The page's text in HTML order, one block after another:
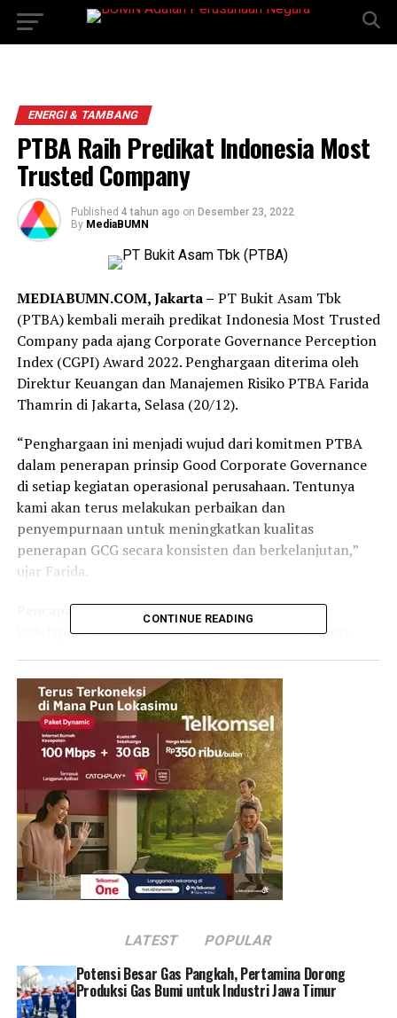
ENERGI & TAMBANG
PTBA Raih Predikat Indonesia Most
Trusted Company
Published 4 tahun ago on Desember 23, 2022
By MediaBUMN
MEDIABUMN.COM, Jakarta – PT Bukit Asam Tbk
(PTBA) kembali meraih predikat Indonesia Most Trusted
Company pada ajang Corporate Governance Perception
Index (CGPI) Award 2022. Penghargaan diterima oleh
Direktur Keuangan dan Manajemen Risiko PTBA Farida
Thamrin di Jakarta, Selasa (20/12).
“Penghargaan ini menjadi wujud dari komitmen PTBA
dalam penerapan prinsip Good Corporate Governance
di setiap kegiatan operasional perusahaan. Tentunya
kami akan terus melakukan perbaikan dan
penyempurnaan untuk meningkatkan kualitas
penerapan GCG secara konsisten dan berkelanjutan,”
ujar Farida.
Pencapaian ini sekaligus menjadi penghargaan
kedelapan yang diterima oleh PTBA secara berturut-
sejak tahun 2015.
Mengusung tema “Membangun Ketangguhan
Perusahaan Dalam Kerangka GCG”, penilaian CGPI pada
tahun ini berfokus pada sistem ketangguhan perusahaan
terhadap dinamika perubahan sesuai tata nilai, prinsip,
dan aturan tata kelola dalam rangka menciptakan nilai
tambah bagi para pemangku kepentingan guna
memastikan pertumbuhan yang berkelanjutan secara
etikal dan bermartabat.
Diselenggarakan oleh The Indonesian Institute for
penilaian diikuti oleh 34 perusahaan. Setiap perusahaan
mengikuti tahapan analisis dan observasi dengan hasil
pemeringkatan berupa skor dan indeks yang
dikelompokkan ke dalam tiga kategori tingkat
CONTINUE READING
LATEST POPULAR
Potensi Besar Gas Pangkah, Pertamina Dorong
Produksi Gas Bumi untuk Industri Jawa Timur